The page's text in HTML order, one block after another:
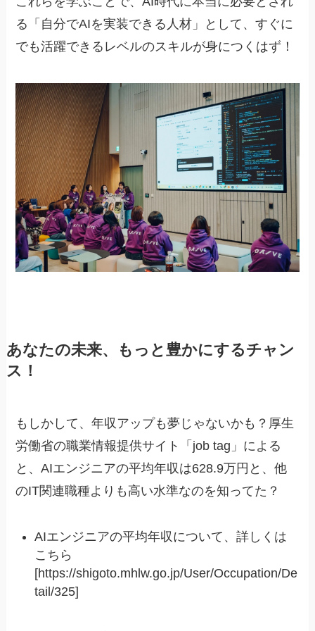
る「自分でAIを実装できる人材」として、すぐに
でも活躍できるレベルのスキルが身につくはず！
あなたの未来、もっと豊かにするチャン
ス！
もしかして、年収アップも夢じゃないかも？厚生
労働省の職業情報提供サイト「job tag」による
と、AIエンジニアの平均年収は628.9万円と、他
のIT関連職種よりも高い水準なのを知ってた？
AIエンジニアの平均年収について、詳しくは
こちら
[https://shigoto.mhlw.go.jp/User/Occupation/De
tail/325]